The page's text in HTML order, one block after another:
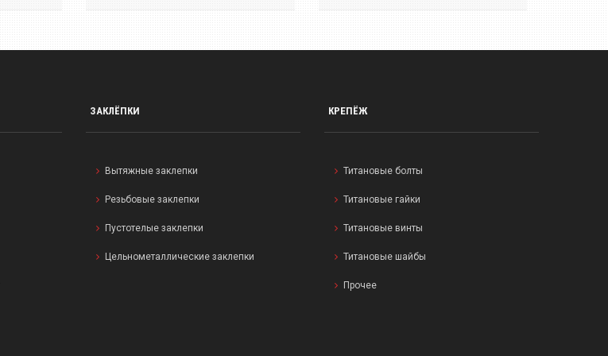
ЗАКЛЁПКИ
Вытяжные заклепки
Резьбовые заклепки
Пустотелые заклепки
Цельнометаллические заклепки
КРЕПЁЖ
Титановые болты
Титановые гайки
Титановые винты
Титановые шайбы
Прочее